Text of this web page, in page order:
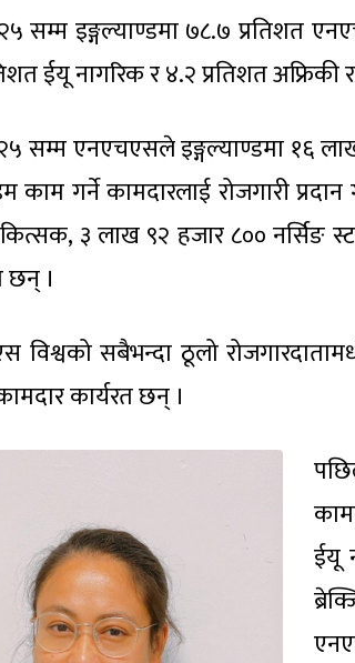
सम्म इङ्गल्याण्डमा ७८.७ प्रतिशत
ईयू नागरिक र ४.२ प्रतिशत
सम्म एनएचएसले इङ्गल्याण्डमा १६
काम गर्ने कामदारलाई रोजगारी
३ लाख ९२ हजार ८०० नर्सिङ
।
विश्वको सबैभन्दा ठूलो
कार्यरत छन् ।
ईयू